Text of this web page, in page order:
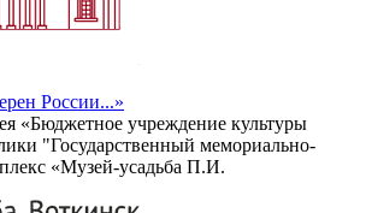
России...»
«Бюджетное учреждение культуры
"Государственный мемориально-
«Музей-усадьба П.И.